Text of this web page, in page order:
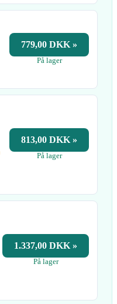
779,00 DKK »
På lager
813,00 DKK »
På lager
1.337,00 DKK »
På lager